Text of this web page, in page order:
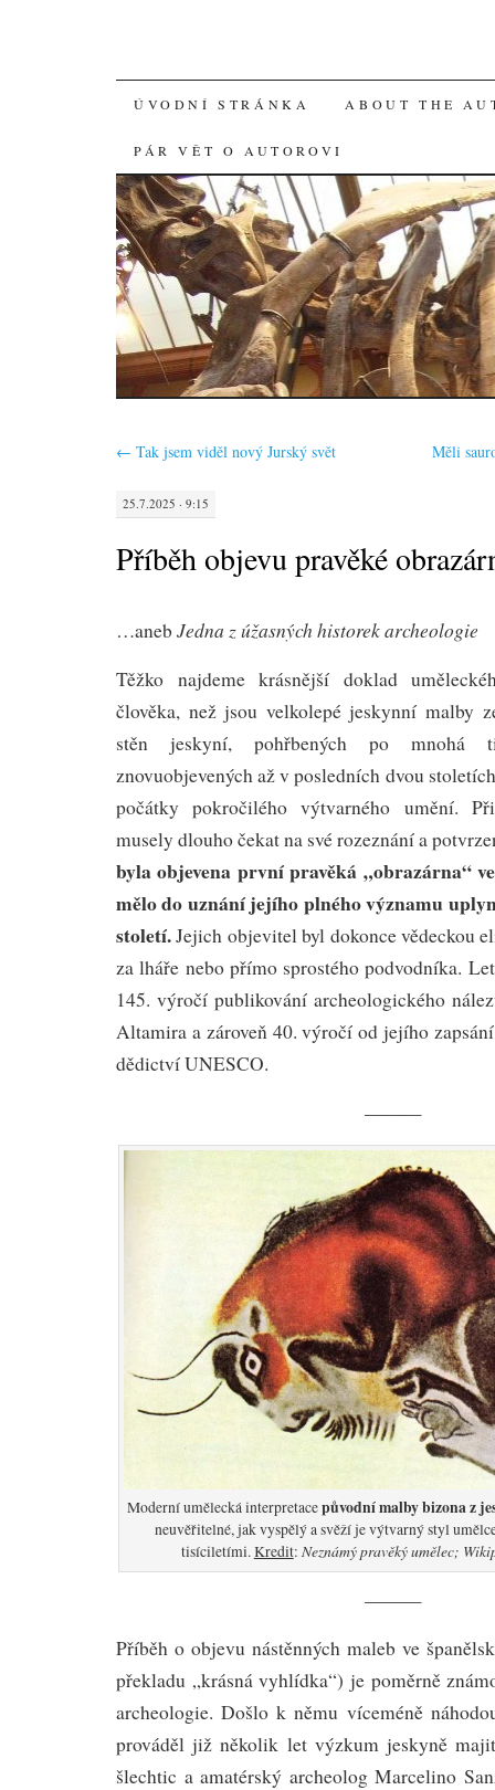
SKIP
TO
CONTENT
ÚVODNÍ STRÁNKA ABOUT THE
PÁR VĚT O AUTOROVI
← Tak jsem viděl nový Jurský svět Měli
25.7.2025 · 9:15
Příběh objevu pravěké
…aneb Jedna z úžasných historek archeologie
Těžko najdeme krásnější doklad
člověka, než jsou velkolepé jeskynní malby
stěn jeskyní, pohřbených po mnohá
znovuobjevených až v posledních dvou
počátky pokročilého výtvarného umění.
musely dlouho čekat na své rozeznání a
byla objevena první pravěká „obrazárna“
mělo do uznání jejího plného významu
století.Jejich objevitel byl dokonce vědeckou
za lháře nebo přímo sprostého podvodníka.
145. výročí publikování archeologického
Altamira a zároveň 40. výročí od jejího
dědictví UNESCO.
———
Moderní umělecká interpretacepůvodní malby bizona z
neuvěřitelné, jak vyspělý a svěží je výtvarný styl
tisíciletími.Kredit: Neznámý pravěký umělec;
———
Příběh o objevu nástěnných maleb ve
překladu „krásná vyhlídka“) je poměrně
archeologie. Došlo k němu víceméně
prováděl již několik let výzkum jeskyně
šlechtic a amatérský archeolog Marcelino